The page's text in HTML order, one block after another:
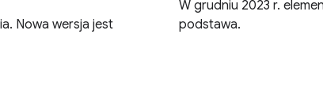
Nowa wersja jest
W grudniu 2023 r.
podstawa.